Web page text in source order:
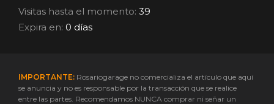
Visitas hasta el momento: 39
Expira en: 0 días
IMPORTANTE: Rosariogarage no comercializa el artículo que aquí
se anuncia y no es responsable por la transacción que se realice
entre las partes. Recomendamos NUNCA comprar ni señar un